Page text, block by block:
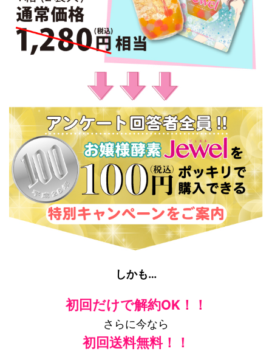
しかも…
初回だけで解約OK！！
さらに今なら
初回送料無料！！